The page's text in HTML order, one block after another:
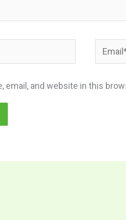
Email*
email, and website in this